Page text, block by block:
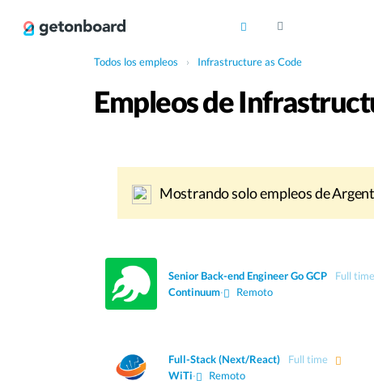
Todos los empleos › Infrastructure as Code
Empleos de
Mostrando solo empleos de
Senior Back-end Engineer Go GCP
Full time
Continuum· Remoto
Full-Stack (Next/React)
Full time
WiTi· Remoto